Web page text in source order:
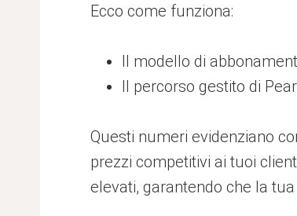
Ecco come funziona:
Il modello di
Il percorso gestito di
Questi numeri evidenziano
prezzi competitivi ai tuoi
elevati, garantendo che la